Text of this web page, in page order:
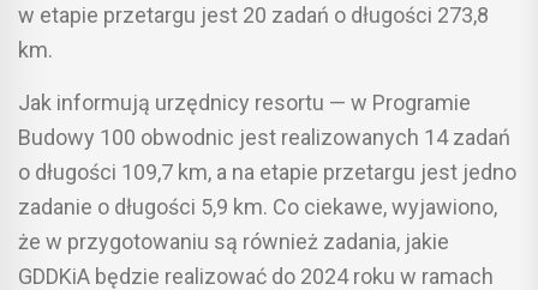
w etapie przetargu jest 20 zadań o długości 273,8
km.
Jak informują urzędnicy resortu — w Programie
Budowy 100 obwodnic jest realizowanych 14 zadań
o długości 109,7 km, a na etapie przetargu jest jedno
zadanie o długości 5,9 km. Co ciekawe, wyjawiono,
że w przygotowaniu są również zadania, jakie
GDDKiA będzie realizować do 2024 roku w ramach